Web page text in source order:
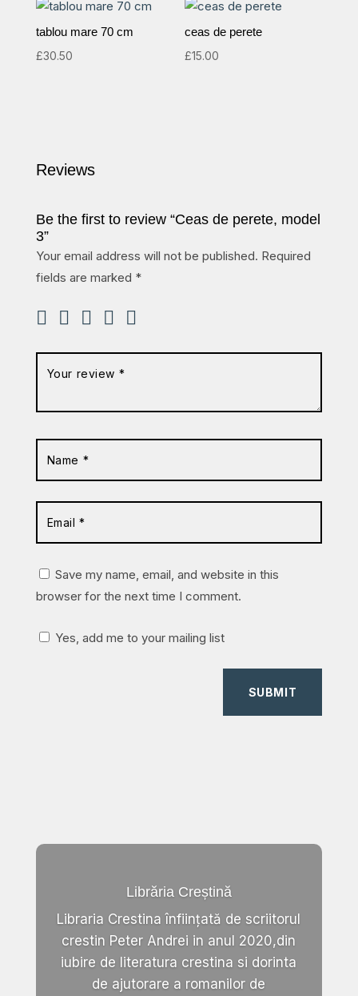
tablou mare 70 cm
£30.50
ceas de perete
£15.00
Reviews
Be the first to review “Ceas de perete, model
3”
Your email address will not be published. Required
fields are marked *
Save my name, email, and website in this
browser for the next time I comment.
Yes, add me to your mailing list
SUBMIT
Librăria Creștină
Libraria Crestina înființată de scriitorul
crestin Peter Andrei in anul 2020,din
iubire de literatura crestina si dorinta
de ajutorare a romanilor de